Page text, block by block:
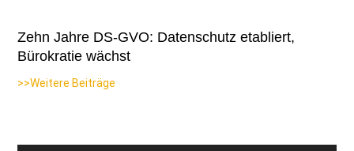
Zehn Jahre DS-GVO: Datenschutz etabliert,
Bürokratie wächst
>>Weitere Beiträge